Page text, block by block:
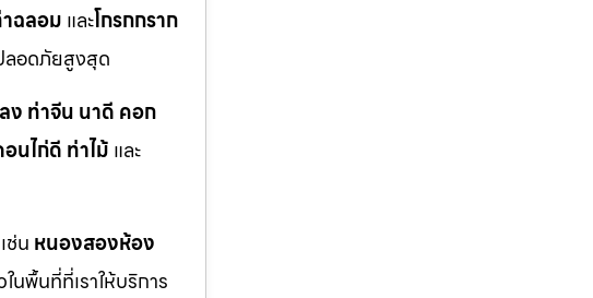
ฉลอม และโกรกกราก
ลอดภัยสูงสุด
ง ท่าจีน นาดี คอก
นไก่ดี ท่าไม้ และ
ช่น หนองสองห้อง
นพื้นที่ที่เราให้บริการ